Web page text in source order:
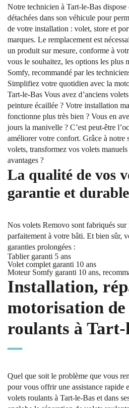
Notre technicien à Tart-le-Bas dispose
détachées dans son véhicule pour
de votre installation : volet, store et
marques. Le remplacement est
un produit sur mesure, conforme à
vous le souhaitez, les options les plus
Somfy, recommandé par les
Simplifiez votre quotidien avec la
Tart-le-Bas Vous avez d’anciens
peinture écaillée ? Votre installation
fonctionne plus très bien ? Vous en
jours la manivelle ? C’est peut-être
améliorer votre confort. Grâce à notre
volets, transformez vos volets
avantages ?
La qualité de vos
garantie et durable
Nos volets Removo sont fabriqués sur
parfaitement à votre bâti. Et bien sûr,
garanties prolongées :
Tablier garanti 5 ans
Volet complet garanti 10 ans
Moteur Somfy garanti 10 ans,
Installation,
motorisation de
roulants à Tart-
Quel que soit le problème que vous
pour vous offrir une assistance rapide
volets roulants à Tart-le-Bas et dans